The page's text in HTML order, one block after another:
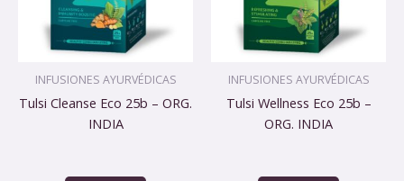
INFUSIONES AYURVÉDICAS
Tulsi Cleanse Eco 25b – ORG.
INDIA
INFUSIONES AYURVÉDICAS
Tulsi Wellness Eco 25b –
ORG. INDIA